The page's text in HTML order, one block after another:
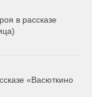
в рассказе
«Васюткино